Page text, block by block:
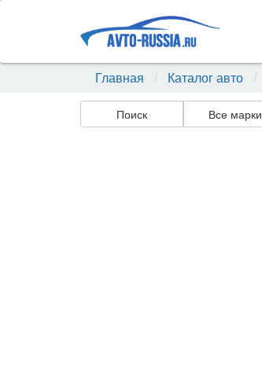
Главная Каталог авто
Поиск Все марки